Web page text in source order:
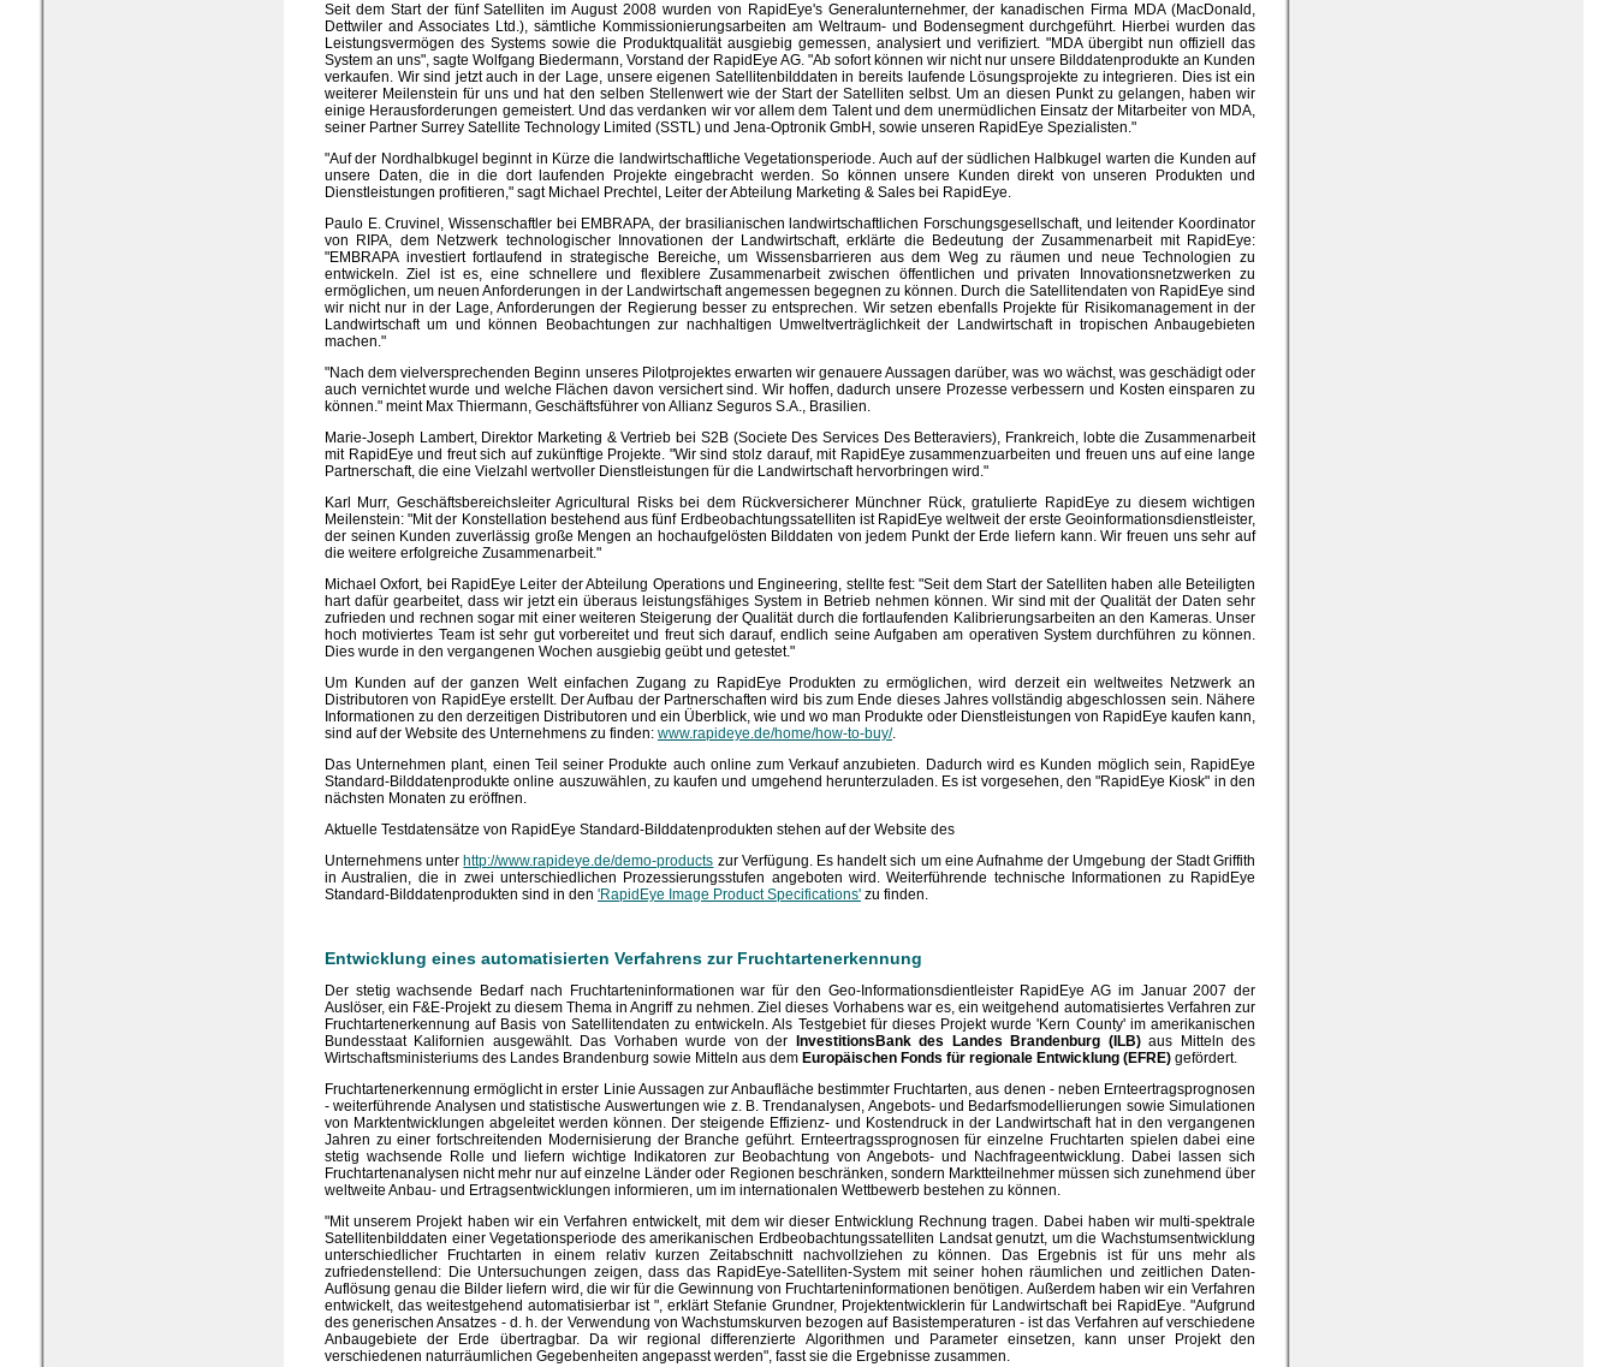
Seit dem Start der fünf Satelliten im August 2008 wurden von RapidEye's Generalunternehmer, der kanadischen Firma MDA (MacDonald,
Dettwiler and Associates Ltd.), sämtliche Kommissionierungsarbeiten am Weltraum- und Bodensegment durchgeführt. Hierbei wurden das
Leistungsvermögen des Systems sowie die Produktqualität ausgiebig gemessen, analysiert und verifiziert. "MDA übergibt nun offiziell das
System an uns", sagte Wolfgang Biedermann, Vorstand der RapidEye AG. "Ab sofort können wir nicht nur unsere Bilddatenprodukte an Kunden
verkaufen. Wir sind jetzt auch in der Lage, unsere eigenen Satellitenbilddaten in bereits laufende Lösungsprojekte zu integrieren. Dies ist ein
weiterer Meilenstein für uns und hat den selben Stellenwert wie der Start der Satelliten selbst. Um an diesen Punkt zu gelangen, haben wir
einige Herausforderungen gemeistert. Und das verdanken wir vor allem dem Talent und dem unermüdlichen Einsatz der Mitarbeiter von MDA,
seiner Partner Surrey Satellite Technology Limited (SSTL) und Jena-Optronik GmbH, sowie unseren RapidEye Spezialisten."
"Auf der Nordhalbkugel beginnt in Kürze die landwirtschaftliche Vegetationsperiode. Auch auf der südlichen Halbkugel warten die Kunden auf
unsere Daten, die in die dort laufenden Projekte eingebracht werden. So können unsere Kunden direkt von unseren Produkten und
Dienstleistungen profitieren," sagt Michael Prechtel, Leiter der Abteilung Marketing & Sales bei RapidEye.
Paulo E. Cruvinel, Wissenschaftler bei EMBRAPA, der brasilianischen landwirtschaftlichen Forschungsgesellschaft, und leitender Koordinator
von RIPA, dem Netzwerk technologischer Innovationen der Landwirtschaft, erklärte die Bedeutung der Zusammenarbeit mit RapidEye:
"EMBRAPA investiert fortlaufend in strategische Bereiche, um Wissensbarrieren aus dem Weg zu räumen und neue Technologien zu
entwickeln. Ziel ist es, eine schnellere und flexiblere Zusammenarbeit zwischen öffentlichen und privaten Innovationsnetzwerken zu
ermöglichen, um neuen Anforderungen in der Landwirtschaft angemessen begegnen zu können. Durch die Satellitendaten von RapidEye sind
wir nicht nur in der Lage, Anforderungen der Regierung besser zu entsprechen. Wir setzen ebenfalls Projekte für Risikomanagement in der
Landwirtschaft um und können Beobachtungen zur nachhaltigen Umweltverträglichkeit der Landwirtschaft in tropischen Anbaugebieten
machen."
"Nach dem vielversprechenden Beginn unseres Pilotprojektes erwarten wir genauere Aussagen darüber, was wo wächst, was geschädigt oder
auch vernichtet wurde und welche Flächen davon versichert sind. Wir hoffen, dadurch unsere Prozesse verbessern und Kosten einsparen zu
können." meint Max Thiermann, Geschäftsführer von Allianz Seguros S.A., Brasilien.
Marie-Joseph Lambert, Direktor Marketing & Vertrieb bei S2B (Societe Des Services Des Betteraviers), Frankreich, lobte die Zusammenarbeit
mit RapidEye und freut sich auf zukünftige Projekte. "Wir sind stolz darauf, mit RapidEye zusammenzuarbeiten und freuen uns auf eine lange
Partnerschaft, die eine Vielzahl wertvoller Dienstleistungen für die Landwirtschaft hervorbringen wird."
Karl Murr, Geschäftsbereichsleiter Agricultural Risks bei dem Rückversicherer Münchner Rück, gratulierte RapidEye zu diesem wichtigen
Meilenstein: "Mit der Konstellation bestehend aus fünf Erdbeobachtungssatelliten ist RapidEye weltweit der erste Geoinformationsdienstleister,
der seinen Kunden zuverlässig große Mengen an hochaufgelösten Bilddaten von jedem Punkt der Erde liefern kann. Wir freuen uns sehr auf
die weitere erfolgreiche Zusammenarbeit."
Michael Oxfort, bei RapidEye Leiter der Abteilung Operations und Engineering, stellte fest: "Seit dem Start der Satelliten haben alle Beteiligten
hart dafür gearbeitet, dass wir jetzt ein überaus leistungsfähiges System in Betrieb nehmen können. Wir sind mit der Qualität der Daten sehr
zufrieden und rechnen sogar mit einer weiteren Steigerung der Qualität durch die fortlaufenden Kalibrierungsarbeiten an den Kameras. Unser
hoch motiviertes Team ist sehr gut vorbereitet und freut sich darauf, endlich seine Aufgaben am operativen System durchführen zu können.
Dies wurde in den vergangenen Wochen ausgiebig geübt und getestet."
Um Kunden auf der ganzen Welt einfachen Zugang zu RapidEye Produkten zu ermöglichen, wird derzeit ein weltweites Netzwerk an
Distributoren von RapidEye erstellt. Der Aufbau der Partnerschaften wird bis zum Ende dieses Jahres vollständig abgeschlossen sein. Nähere
Informationen zu den derzeitigen Distributoren und ein Überblick, wie und wo man Produkte oder Dienstleistungen von RapidEye kaufen kann,
sind auf der Website des Unternehmens zu finden: www.rapideye.de/home/how-to-buy/.
Das Unternehmen plant, einen Teil seiner Produkte auch online zum Verkauf anzubieten. Dadurch wird es Kunden möglich sein, RapidEye
Standard-Bilddatenprodukte online auszuwählen, zu kaufen und umgehend herunterzuladen. Es ist vorgesehen, den "RapidEye Kiosk" in den
nächsten Monaten zu eröffnen.
Aktuelle Testdatensätze von RapidEye Standard-Bilddatenprodukten stehen auf der Website des
Unternehmens unter http://www.rapideye.de/demo-products zur Verfügung. Es handelt sich um eine Aufnahme der Umgebung der Stadt Griffith
in Australien, die in zwei unterschiedlichen Prozessierungsstufen angeboten wird. Weiterführende technische Informationen zu RapidEye
Standard-Bilddatenprodukten sind in den 'RapidEye Image Product Specifications' zu finden.
Entwicklung eines automatisierten Verfahrens zur Fruchtartenerkennung
Der stetig wachsende Bedarf nach Fruchtarteninformationen war für den Geo-Informationsdientleister RapidEye AG im Januar 2007 der
Auslöser, ein F&E-Projekt zu diesem Thema in Angriff zu nehmen. Ziel dieses Vorhabens war es, ein weitgehend automatisiertes Verfahren zur
Fruchtartenerkennung auf Basis von Satellitendaten zu entwickeln. Als Testgebiet für dieses Projekt wurde 'Kern County' im amerikanischen
Bundesstaat Kalifornien ausgewählt. Das Vorhaben wurde von der
InvestitionsBank des Landes Brandenburg (ILB)aus Mitteln des
Wirtschaftsministeriums des Landes Brandenburg sowie Mitteln aus dem Europäischen Fonds für regionale Entwicklung (EFRE) gefördert.
Fruchtartenerkennung ermöglicht in erster Linie Aussagen zur Anbaufläche bestimmter Fruchtarten, aus denen - neben Ernteertragsprognosen
- weiterführende Analysen und statistische Auswertungen wie z. B. Trendanalysen, Angebots- und Bedarfsmodellierungen sowie Simulationen
von Marktentwicklungen abgeleitet werden können. Der steigende Effizienz- und Kostendruck in der Landwirtschaft hat in den vergangenen
Jahren zu einer fortschreitenden Modernisierung der Branche geführt. Ernteertragssprognosen für einzelne Fruchtarten spielen dabei eine
stetig wachsende Rolle und liefern wichtige Indikatoren zur Beobachtung von Angebots- und Nachfrageentwicklung. Dabei lassen sich
Fruchtartenanalysen nicht mehr nur auf einzelne Länder oder Regionen beschränken, sondern Marktteilnehmer müssen sich zunehmend über
weltweite Anbau- und Ertragsentwicklungen informieren, um im internationalen Wettbewerb bestehen zu können.
"Mit unserem Projekt haben wir ein Verfahren entwickelt, mit dem wir dieser Entwicklung Rechnung tragen. Dabei haben wir multi-spektrale
Satellitenbilddaten einer Vegetationsperiode des amerikanischen Erdbeobachtungssatelliten Landsat genutzt, um die Wachstumsentwicklung
unterschiedlicher Fruchtarten in einem relativ kurzen Zeitabschnitt nachvollziehen zu können. Das Ergebnis ist für uns mehr als
zufriedenstellend: Die Untersuchungen zeigen, dass das RapidEye-Satelliten-System mit seiner hohen räumlichen und zeitlichen Daten-
Auflösung genau die Bilder liefern wird, die wir für die Gewinnung von Fruchtarteninformationen benötigen. Außerdem haben wir ein Verfahren
entwickelt, das weitestgehend automatisierbar ist ", erklärt Stefanie Grundner, Projektentwicklerin für Landwirtschaft bei RapidEye. "Aufgrund
des generischen Ansatzes - d. h. der Verwendung von Wachstumskurven bezogen auf Basistemperaturen - ist das Verfahren auf verschiedene
Anbaugebiete der Erde übertragbar. Da wir regional differenzierte Algorithmen und Parameter einsetzen, kann unser Projekt den
verschiedenen naturräumlichen Gegebenheiten angepasst werden", fasst sie die Ergebnisse zusammen.